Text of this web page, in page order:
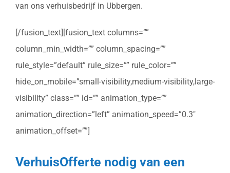
van ons verhuisbedrijf in Ubbergen.
[/fusion_text][fusion_text columns=””
column_min_width=”” column_spacing=””
rule_style=”default” rule_size=”” rule_color=””
hide_on_mobile=”small-visibility,medium-visibility,large-
visibility” class=”” id=”” animation_type=””
animation_direction=”left” animation_speed=”0.3″
animation_offset=””]
VerhuisOfferte nodig van een